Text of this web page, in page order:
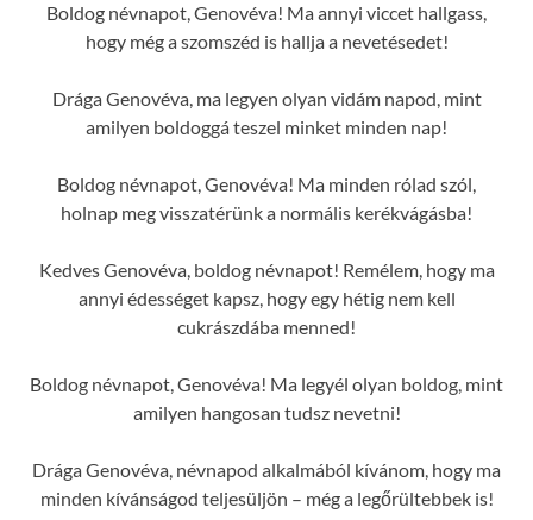
Boldog névnapot, Genovéva! Ma annyi viccet hallgass,
hogy még a szomszéd is hallja a nevetésedet!
Drága Genovéva, ma legyen olyan vidám napod, mint
amilyen boldoggá teszel minket minden nap!
Boldog névnapot, Genovéva! Ma minden rólad szól,
holnap meg visszatérünk a normális kerékvágásba!
Kedves Genovéva, boldog névnapot! Remélem, hogy ma
annyi édességet kapsz, hogy egy hétig nem kell
cukrászdába menned!
Boldog névnapot, Genovéva! Ma legyél olyan boldog, mint
amilyen hangosan tudsz nevetni!
Drága Genovéva, névnapod alkalmából kívánom, hogy ma
minden kívánságod teljesüljön – még a legőrültebbek is!